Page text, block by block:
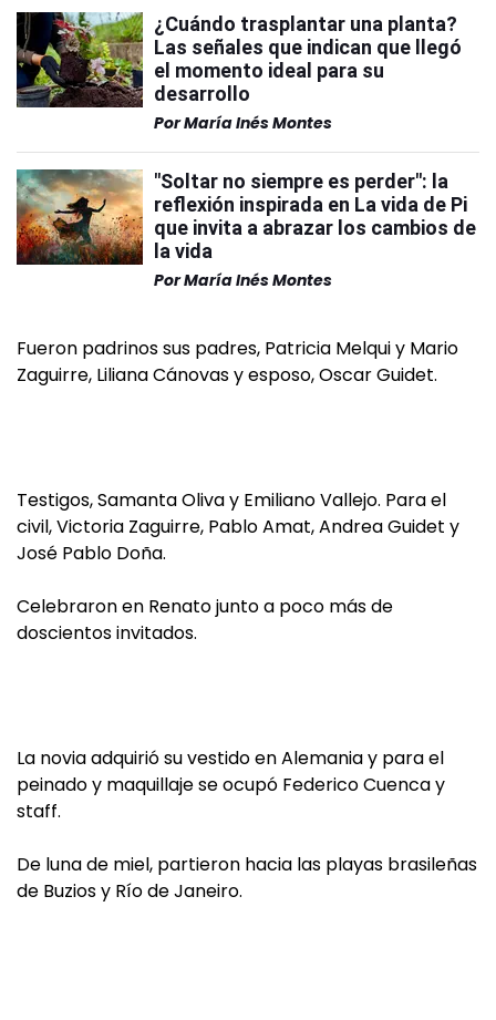
¿Cuándo trasplantar una planta?
Las señales que indican que llegó
el momento ideal para su
desarrollo
PorMaría Inés Montes
"Soltar no siempre es perder": la
reflexión inspirada en La vida de Pi
que invita a abrazar los cambios de
la vida
PorMaría Inés Montes
Fueron padrinos sus padres, Patricia Melqui y Mario
Zaguirre, Liliana Cánovas y esposo, Oscar Guidet.
Testigos, Samanta Oliva y Emiliano Vallejo. Para el
civil, Victoria Zaguirre, Pablo Amat, Andrea Guidet y
José Pablo Doña.
Celebraron en Renato junto a poco más de
doscientos invitados.
La novia adquirió su vestido en Alemania y para el
peinado y maquillaje se ocupó Federico Cuenca y
staff.
De luna de miel, partieron hacia las playas brasileñas
de Buzios y Río de Janeiro.